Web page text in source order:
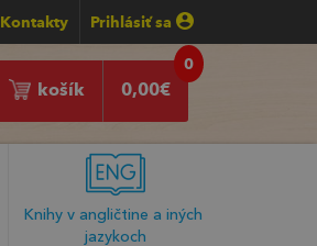
Kontakty Prihlásiť sa
0
0,00€
košík
Knihy v angličtine a iných
jazykoch